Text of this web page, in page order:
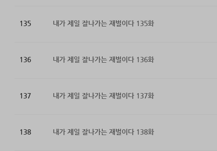
135 내가 제일 잘나가는 재벌이다 135화
136 내가 제일 잘나가는 재벌이다 136화
137 내가 제일 잘나가는 재벌이다 137화
138 내가 제일 잘나가는 재벌이다 138화